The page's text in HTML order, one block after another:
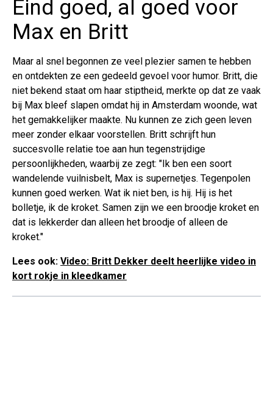
Eind goed, al goed voor
Max en Britt
Maar al snel begonnen ze veel plezier samen te hebben
en ontdekten ze een gedeeld gevoel voor humor. Britt, die
niet bekend staat om haar stiptheid, merkte op dat ze vaak
bij Max bleef slapen omdat hij in Amsterdam woonde, wat
het gemakkelijker maakte. Nu kunnen ze zich geen leven
meer zonder elkaar voorstellen. Britt schrijft hun
succesvolle relatie toe aan hun tegenstrijdige
persoonlijkheden, waarbij ze zegt: "Ik ben een soort
wandelende vuilnisbelt, Max is supernetjes. Tegenpolen
kunnen goed werken. Wat ik niet ben, is hij. Hij is het
bolletje, ik de kroket. Samen zijn we een broodje kroket en
dat is lekkerder dan alleen het broodje of alleen de
kroket."
Lees ook: Video: Britt Dekker deelt heerlijke video in
kort rokje in kleedkamer